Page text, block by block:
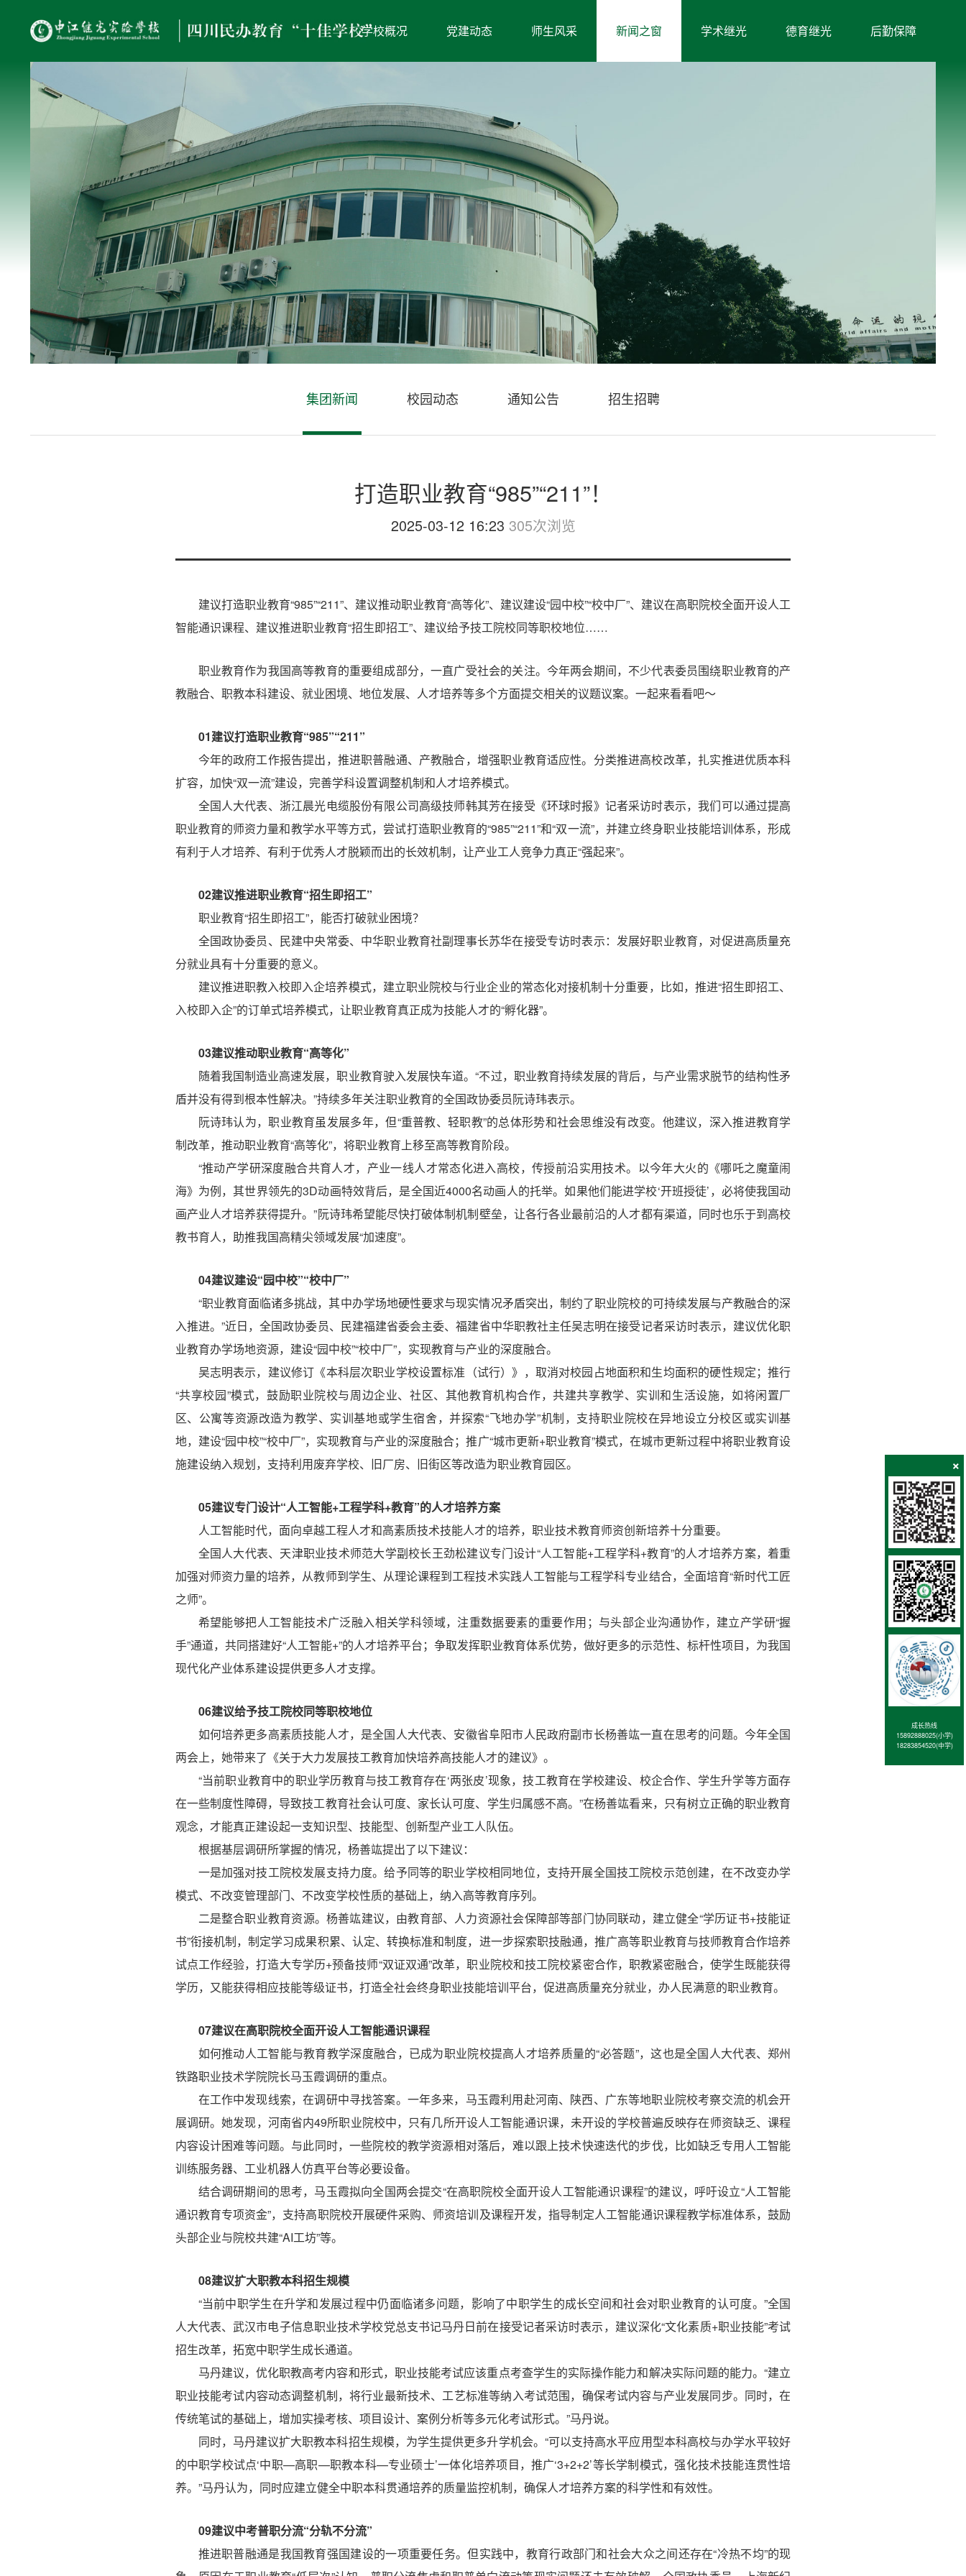
学校概况 党建动态 师生风采 新闻之窗 学术继光 德育继光 后勤保障
集团新闻 校园动态 通知公告 招生招聘
打造职业教育“985”“211”！
2025-03-12 16:23 305次浏览
建议打造职业教育“985”“211”、建议推动职业教育“高等化”、建议建设“园中校”“校中厂”、建议在高职院校全面开设人工
智能通识课程、建议推进职业教育“招生即招工”、建议给予技工院校同等职校地位……
职业教育作为我国高等教育的重要组成部分，一直广受社会的关注。今年两会期间，不少代表委员围绕职业教育的产
教融合、职教本科建设、就业困境、地位发展、人才培养等多个方面提交相关的议题议案。一起来看看吧～
01建议打造职业教育“985”“211”
今年的政府工作报告提出，推进职普融通、产教融合，增强职业教育适应性。分类推进高校改革，扎实推进优质本科
扩容，加快“双一流”建设，完善学科设置调整机制和人才培养模式。
全国人大代表、浙江晨光电缆股份有限公司高级技师韩其芳在接受《环球时报》记者采访时表示，我们可以通过提高
职业教育的师资力量和教学水平等方式，尝试打造职业教育的“985”“211”和“双一流”，并建立终身职业技能培训体系，形成
有利于人才培养、有利于优秀人才脱颖而出的长效机制，让产业工人竞争力真正“强起来”。
02建议推进职业教育“招生即招工”
职业教育“招生即招工”，能否打破就业困境？
全国政协委员、民建中央常委、中华职业教育社副理事长苏华在接受专访时表示：发展好职业教育，对促进高质量充
分就业具有十分重要的意义。
建议推进职教入校即入企培养模式，建立职业院校与行业企业的常态化对接机制十分重要，比如，推进“招生即招工、
入校即入企”的订单式培养模式，让职业教育真正成为技能人才的“孵化器”。
03建议推动职业教育“高等化”
随着我国制造业高速发展，职业教育驶入发展快车道。“不过，职业教育持续发展的背后，与产业需求脱节的结构性矛
盾并没有得到根本性解决。”持续多年关注职业教育的全国政协委员阮诗玮表示。
阮诗玮认为，职业教育虽发展多年，但“重普教、轻职教”的总体形势和社会思维没有改变。他建议，深入推进教育学
制改革，推动职业教育“高等化”，将职业教育上移至高等教育阶段。
“推动产学研深度融合共育人才，产业一线人才常态化进入高校，传授前沿实用技术。以今年大火的《哪吒之魔童闹
海》为例，其世界领先的3D动画特效背后，是全国近4000名动画人的托举。如果他们能进学校‘开班授徒’，必将使我国动
画产业人才培养获得提升。”阮诗玮希望能尽快打破体制机制壁垒，让各行各业最前沿的人才都有渠道，同时也乐于到高校
教书育人，助推我国高精尖领域发展“加速度”。
04建议建设“园中校”“校中厂”
“职业教育面临诸多挑战，其中办学场地硬性要求与现实情况矛盾突出，制约了职业院校的可持续发展与产教融合的深
入推进。”近日，全国政协委员、民建福建省委会主委、福建省中华职教社主任吴志明在接受记者采访时表示，建议优化职
业教育办学场地资源，建设“园中校”“校中厂”，实现教育与产业的深度融合。
吴志明表示，建议修订《本科层次职业学校设置标准（试行）》，取消对校园占地面积和生均面积的硬性规定；推行
“共享校园”模式，鼓励职业院校与周边企业、社区、其他教育机构合作，共建共享教学、实训和生活设施，如将闲置厂
区、公寓等资源改造为教学、实训基地或学生宿舍，并探索“飞地办学”机制，支持职业院校在异地设立分校区或实训基
地，建设“园中校”“校中厂”，实现教育与产业的深度融合；推广“城市更新+职业教育”模式，在城市更新过程中将职业教育设
施建设纳入规划，支持利用废弃学校、旧厂房、旧街区等改造为职业教育园区。
05建议专门设计“人工智能+工程学科+教育”的人才培养方案
人工智能时代，面向卓越工程人才和高素质技术技能人才的培养，职业技术教育师资创新培养十分重要。
全国人大代表、天津职业技术师范大学副校长王劲松建议专门设计“人工智能+工程学科+教育”的人才培养方案，着重
加强对师资力量的培养，从教师到学生、从理论课程到工程技术实践人工智能与工程学科专业结合，全面培育“新时代工匠
之师”。
希望能够把人工智能技术广泛融入相关学科领域，注重数据要素的重要作用；与头部企业沟通协作，建立产学研“握
手”通道，共同搭建好“人工智能+”的人才培养平台；争取发挥职业教育体系优势，做好更多的示范性、标杆性项目，为我国
现代化产业体系建设提供更多人才支撑。
06建议给予技工院校同等职校地位
如何培养更多高素质技能人才，是全国人大代表、安徽省阜阳市人民政府副市长杨善竑一直在思考的问题。今年全国
两会上，她带来了《关于大力发展技工教育加快培养高技能人才的建议》。
“当前职业教育中的职业学历教育与技工教育存在‘两张皮’现象，技工教育在学校建设、校企合作、学生升学等方面存
在一些制度性障碍，导致技工教育社会认可度、家长认可度、学生归属感不高。”在杨善竑看来，只有树立正确的职业教育
观念，才能真正建设起一支知识型、技能型、创新型产业工人队伍。
根据基层调研所掌握的情况，杨善竑提出了以下建议：
一是加强对技工院校发展支持力度。给予同等的职业学校相同地位，支持开展全国技工院校示范创建，在不改变办学
模式、不改变管理部门、不改变学校性质的基础上，纳入高等教育序列。
二是整合职业教育资源。杨善竑建议，由教育部、人力资源社会保障部等部门协同联动，建立健全“学历证书+技能证
书”衔接机制，制定学习成果积累、认定、转换标准和制度，进一步探索职技融通，推广高等职业教育与技师教育合作培养
试点工作经验，打造大专学历+预备技师“双证双通”改革，职业院校和技工院校紧密合作，职教紧密融合，使学生既能获得
学历，又能获得相应技能等级证书，打造全社会终身职业技能培训平台，促进高质量充分就业，办人民满意的职业教育。
07建议在高职院校全面开设人工智能通识课程
如何推动人工智能与教育教学深度融合，已成为职业院校提高人才培养质量的“必答题”，这也是全国人大代表、郑州
铁路职业技术学院院长马玉霞调研的重点。
在工作中发现线索，在调研中寻找答案。一年多来，马玉霞利用赴河南、陕西、广东等地职业院校考察交流的机会开
展调研。她发现，河南省内49所职业院校中，只有几所开设人工智能通识课，未开设的学校普遍反映存在师资缺乏、课程
内容设计困难等问题。与此同时，一些院校的教学资源相对落后，难以跟上技术快速迭代的步伐，比如缺乏专用人工智能
训练服务器、工业机器人仿真平台等必要设备。
结合调研期间的思考，马玉霞拟向全国两会提交“在高职院校全面开设人工智能通识课程”的建议，呼吁设立“人工智能
通识教育专项资金”，支持高职院校开展硬件采购、师资培训及课程开发，指导制定人工智能通识课程教学标准体系，鼓励
头部企业与院校共建“AI工坊”等。
08建议扩大职教本科招生规模
“当前中职学生在升学和发展过程中仍面临诸多问题，影响了中职学生的成长空间和社会对职业教育的认可度。”全国
人大代表、武汉市电子信息职业技术学校党总支书记马丹日前在接受记者采访时表示，建议深化“文化素质+职业技能”考试
招生改革，拓宽中职学生成长通道。
马丹建议，优化职教高考内容和形式，职业技能考试应该重点考查学生的实际操作能力和解决实际问题的能力。“建立
职业技能考试内容动态调整机制，将行业最新技术、工艺标准等纳入考试范围，确保考试内容与产业发展同步。同时，在
传统笔试的基础上，增加实操考核、项目设计、案例分析等多元化考试形式。”马丹说。
同时，马丹建议扩大职教本科招生规模，为学生提供更多升学机会。“可以支持高水平应用型本科高校与办学水平较好
的中职学校试点‘中职—高职—职教本科—专业硕士’一体化培养项目，推广‘3+2+2’等长学制模式，强化技术技能连贯性培
养。”马丹认为，同时应建立健全中职本科贯通培养的质量监控机制，确保人才培养方案的科学性和有效性。
09建议中考普职分流“分轨不分流”
推进职普融通是我国教育强国建设的一项重要任务。但实践中，教育行政部门和社会大众之间还存在“冷热不均”的现
×
成长热线
15892888025(小学)
18283854520(中学)